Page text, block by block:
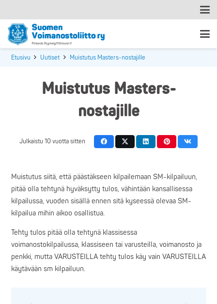
Etusivu Uutiset Muistutus Masters-nostajille
Muistutus Masters-
nostajille
Julkaistu10 vuotta sitten
Muistutus siitä, että päästäkseen kilpailemaan SM-kilpailuun,
pitää olla tehtynä hyväksytty tulos, vähintään kansallisessa
kilpailussa, vuoden sisällä ennen sitä kyseessä olevaa SM-
kilpailua mihin aikoo osallistua.
Tehty tulos pitää olla tehtynä klassisessa
voimanostokilpailussa, klassiseen tai varusteilla, voimanosto ja
penkki, mutta VARUSTEILLA tehty tulos käy vain VARUSTEILLA
käytävään sm kilpailuun.